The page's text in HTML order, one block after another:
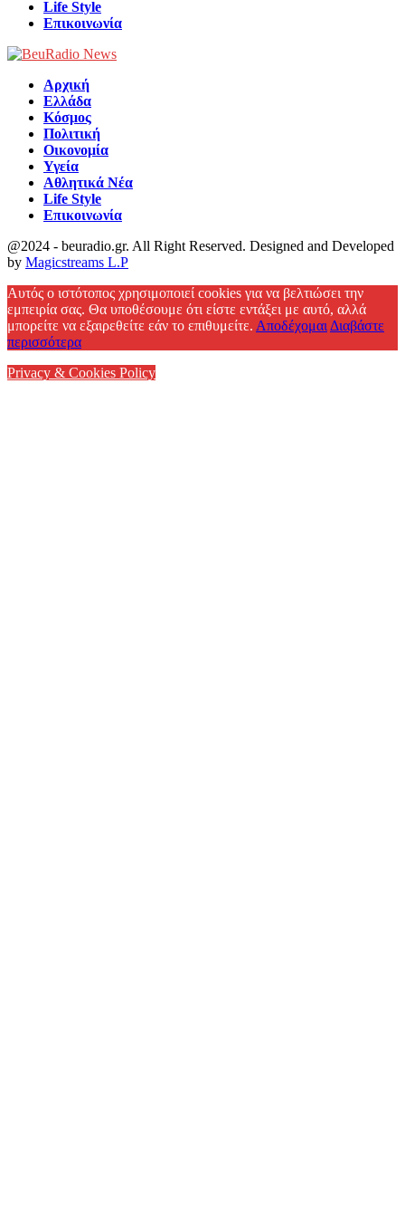
Life Style
Επικοινωνία
Αρχική
Ελλάδα
Κόσμος
Πολιτική
Οικονομία
Υγεία
Αθλητικά Νέα
Life Style
Επικοινωνία
@2024 - beuradio.gr. All Right Reserved. Designed and Developed
by Magicstreams L.P
Αυτός ο ιστότοπος χρησιμοποιεί cookies για να βελτιώσει την
εμπειρία σας. Θα υποθέσουμε ότι είστε εντάξει με αυτό, αλλά
μπορείτε να εξαιρεθείτε εάν το επιθυμείτε. Αποδέχομαι Διαβάστε
περισσότερα
Privacy & Cookies Policy